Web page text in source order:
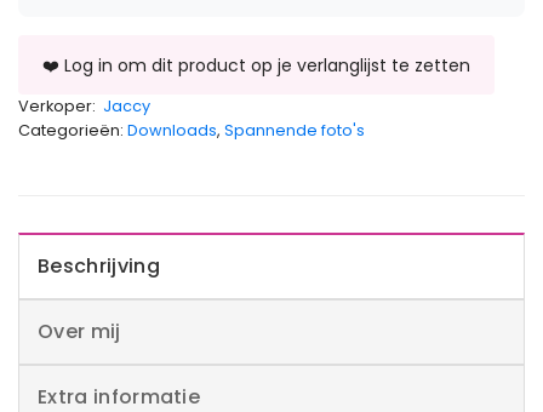
Verkoper: Jaccy
Categorieën: Downloads, Spannende foto's
Beschrijving
Over mij
Extra informatie